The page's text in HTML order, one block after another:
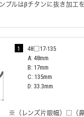
プルはβチタンに抜き加工
1
48□17-135
A: 48mm
B: 17mm
C: 135mm
D: 33.3mm
※（レンズ片眼幅）□（鼻